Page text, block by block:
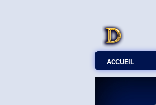
ACCUEIL